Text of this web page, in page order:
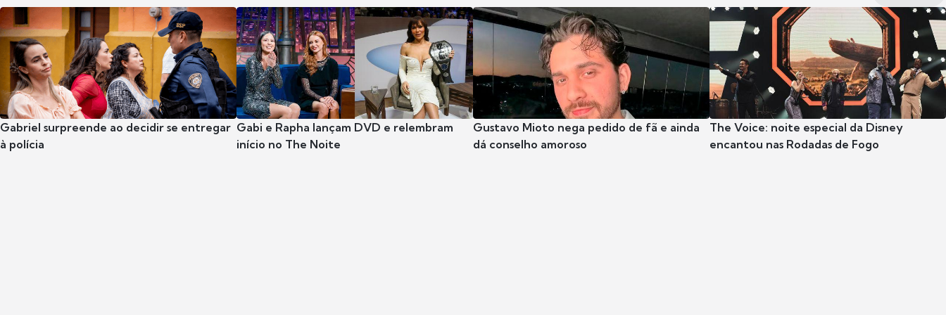
Gabriel surpreende ao decidir se entregar
à polícia
Gabi e Rapha lançam DVD e relembram
início no The Noite
Gustavo Mioto nega pedido de fã e ainda
dá conselho amoroso
The Voice: noite especial da Disney
encantou nas Rodadas de Fogo